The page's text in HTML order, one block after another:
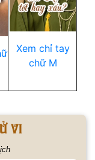
Xem chỉ tay
chữ M
vi